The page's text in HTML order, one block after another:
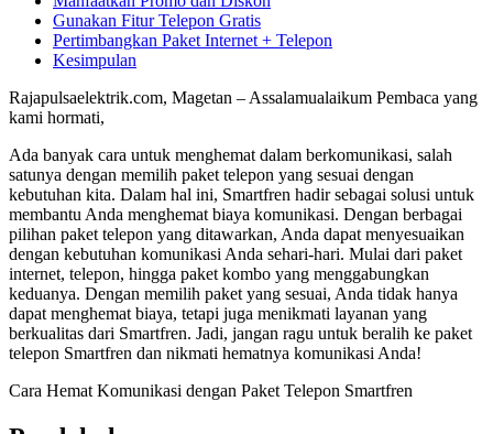
Gunakan Fitur Telepon Gratis
Pertimbangkan Paket Internet + Telepon
Kesimpulan
Rajapulsaelektrik.com, Magetan – Assalamualaikum Pembaca yang
kami hormati,
Ada banyak cara untuk menghemat dalam berkomunikasi, salah
satunya dengan memilih paket telepon yang sesuai dengan
kebutuhan kita. Dalam hal ini, Smartfren hadir sebagai solusi untuk
membantu Anda menghemat biaya komunikasi. Dengan berbagai
pilihan paket telepon yang ditawarkan, Anda dapat menyesuaikan
dengan kebutuhan komunikasi Anda sehari-hari. Mulai dari paket
internet, telepon, hingga paket kombo yang menggabungkan
keduanya. Dengan memilih paket yang sesuai, Anda tidak hanya
dapat menghemat biaya, tetapi juga menikmati layanan yang
berkualitas dari Smartfren. Jadi, jangan ragu untuk beralih ke paket
telepon Smartfren dan nikmati hematnya komunikasi Anda!
Cara Hemat Komunikasi dengan Paket Telepon Smartfren